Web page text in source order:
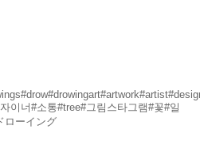
이너#소통#tree#그림스타그램#꽃#일
ローイング